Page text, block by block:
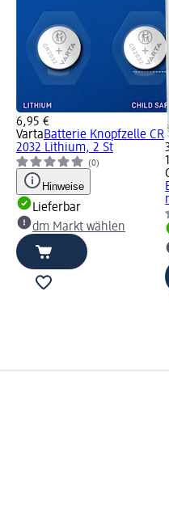
6,95 €
VartaBatterie Knopfzelle CR
2032 Lithium, 2 St
(0)
Hinweise
Lieferbar
dm Markt wählen